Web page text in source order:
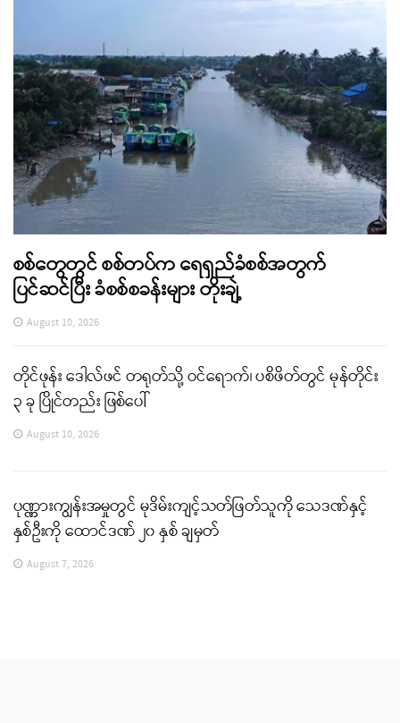
စစ်တွေတွင် စစ်တပ်က ရေရှည်ခံစစ်အတွက်
ပြင်ဆင်ပြီး ခံစစ်စခန်းများ တိုးချဲ့
August 10, 2026
တိုင်ဖုန်း ဒေါလ်ဖင် တရုတ်သို့ ဝင်ရောက်၊ ပစိဖိတ်တွင် မုန်တိုင်း
၃ ခု ပြိုင်တည်း ဖြစ်ပေါ်
August 10, 2026
ပုဏ္ဏားကျွန်းအမှုတွင် မုဒိမ်းကျင့်သတ်ဖြတ်သူကို သေဒဏ်နှင့်
နှစ်ဦးကို ထောင်ဒဏ် ၂၀ နှစ် ချမှတ်
August 7, 2026